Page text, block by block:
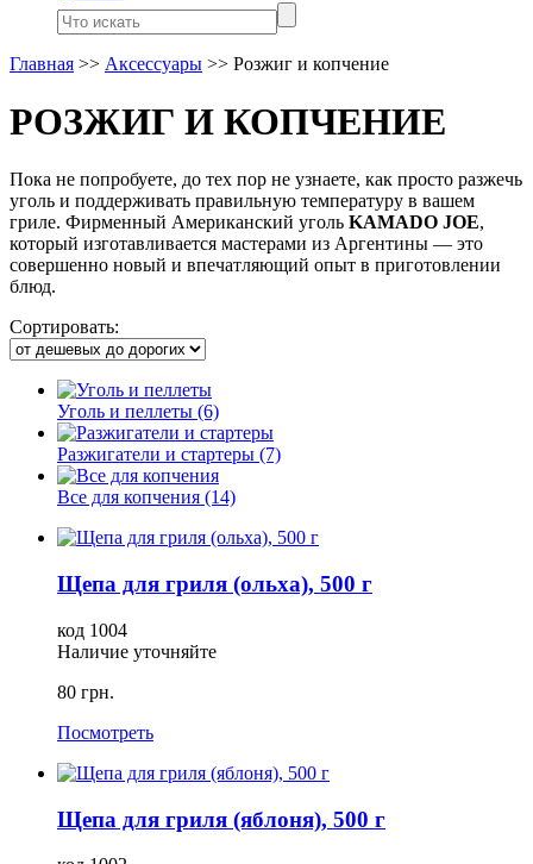
Главная >> Аксессуары >> Розжиг и копчение
РОЗЖИГ И КОПЧЕНИЕ
Пока не попробуете, до тех пор не узнаете, как просто разжечь
уголь и поддерживать правильную температуру в вашем
гриле. Фирменный Американский уголь KAMADO JOE,
который изготавливается мастерами из Аргентины — это
совершенно новый и впечатляющий опыт в приготовлении
блюд.
Сортировать:
Уголь и пеллеты (6)
Разжигатели и стартеры (7)
Все для копчения (14)
Щепа для гриля (ольха), 500 г
код 1004
Наличие уточняйте
80 грн.
Посмотреть
Щепа для гриля (яблоня), 500 г